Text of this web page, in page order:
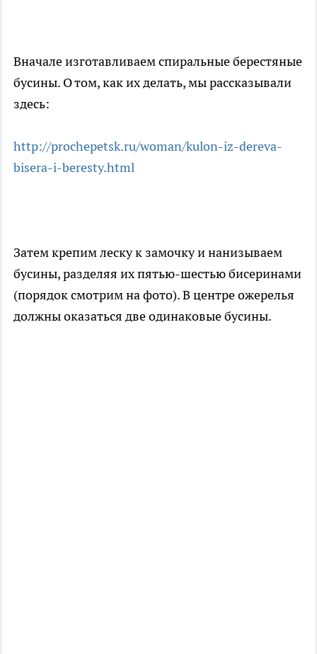
Вначале изготавливаем спиральные берестяные
бусины. О том, как их делать, мы рассказывали
здесь:
http://prochepetsk.ru/woman/kulon-iz-dereva-
bisera-i-beresty.html
Затем крепим леску к замочку и нанизываем
бусины, разделяя их пятью-шестью бисеринами
(порядок смотрим на фото). В центре ожерелья
должны оказаться две одинаковые бусины.